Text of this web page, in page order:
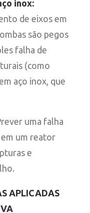
inox:
de eixos em
são pegos
falha de
(como
aço inox, que
uma falha
um reator
e
APLICADAS